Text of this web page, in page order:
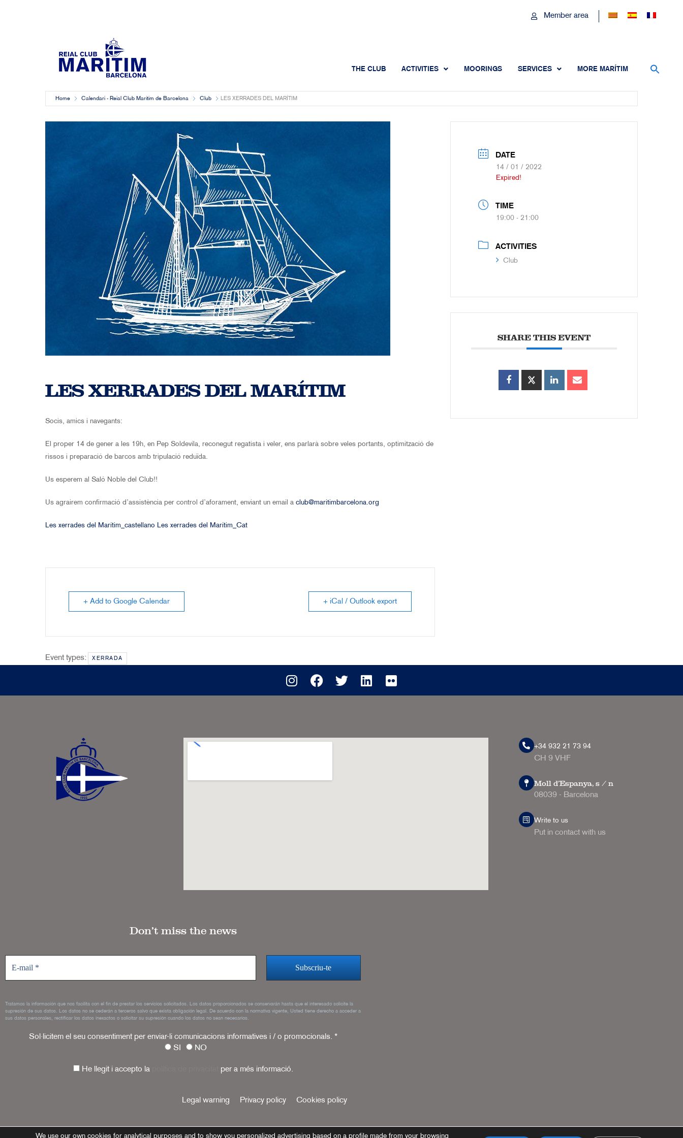
Member area
THE CLUB ACTIVITIES MOORINGS SERVICES MORE MARÍTIM
Home Calendari - Reial Club Marítim de Barcelona Club LES XERRADES DEL MARÍTIM
LES XERRADES DEL MARÍTIM
Socis, amics i navegants:
El proper 14 de gener a les 19h, en Pep Soldevila, reconegut regatista i veler, ens parlarà sobre veles portants, optimització de
rissos i preparació de barcos amb tripulació reduïda.
Us esperem al Saló Noble del Club!!
Us agrairem confirmació d’assistència per control d’aforament, enviant un email a club@maritimbarcelona.org
Les xerrades del Marítim_castellano Les xerrades del Marítim_Cat
+ Add to Google Calendar + iCal / Outlook export
Event types: XERRADA
DATE
14 / 01 / 2022
Expired!
TIME
19:00 - 21:00
ACTIVITIES
Club
SHARE THIS EVENT
+34 932 21 73 94
CH 9 VHF
Moll d'Espanya, s / n
08039 - Barcelona
Write to us
Put in contact with us
Don’t miss the news
Tratamos la información que nos facilita con el fin de prestar los servicios solicitados. Los datos proporcionados se conservarán hasta que el interesado solicite la
supresión de sus datos. Los datos no se cederán a terceros salvo que exista obligación legal. De acuerdo con la normativa vigente, Usted tiene derecho a acceder a
sus datos personales, rectificar los datos inexactos o solicitar su supresión cuando los datos no sean necesarios.
Sol·licitem el seu consentiment per enviar-li comunicacions informatives i / o promocionals. *
SI
NO
He llegit i accepto la per a més informació.
Legal warning Privacy policy Cookies policy
We use our own cookies for analytical purposes and to show you personalized advertising based on a profile made from your browsing